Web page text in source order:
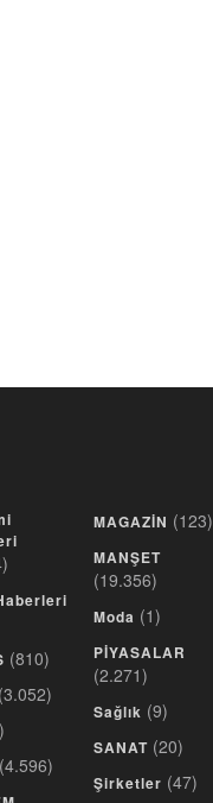
(810)
(3.052)
(4.596)
MAGAZİN (123)
MANŞET
(19.356)
Moda (1)
PİYASALAR
(2.271)
Sağlık (9)
SANAT (20)
Şirketler (47)